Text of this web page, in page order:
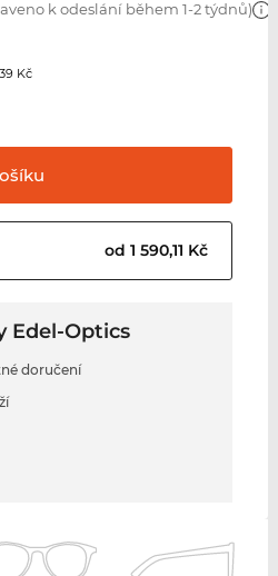
k odeslání během 1-2 týdnů)
Kč
od 1 590,11 Kč
Edel-Optics
doručení